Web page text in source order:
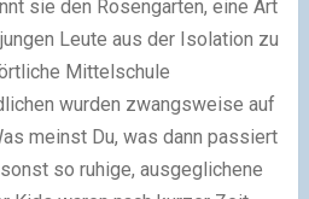
sie den Rosengarten, eine Art
Leute aus der Isolation zu
Mittelschule
wurden zwangsweise auf
meinst Du, was dann passiert
so ruhige, ausgeglichene